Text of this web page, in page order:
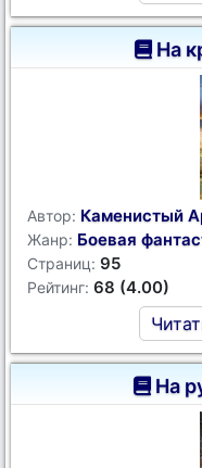
На
Автор: Каменистый
Жанр: Боевая
Страниц: 95
Рейтинг: 68 (4.00)
На